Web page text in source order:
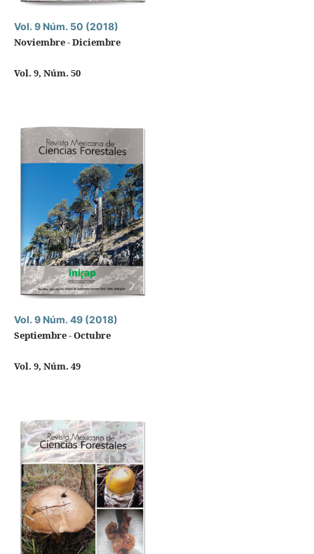
Vol. 9 Núm. 50 (2018)
Noviembre - Diciembre
Vol. 9, Núm. 50
Vol. 9 Núm. 49 (2018)
Septiembre - Octubre
Vol. 9, Núm. 49